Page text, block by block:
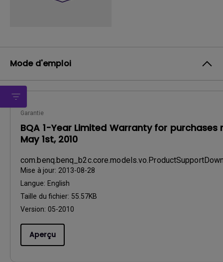
Mode d'emploi
Garantie
BQA 1-Year Limited Warranty for
May 1st, 2010
Mise à jour: 2013-08-28
Langue: English
Taille du fichier: 55.57KB
Version: 05-2010
Aperçu